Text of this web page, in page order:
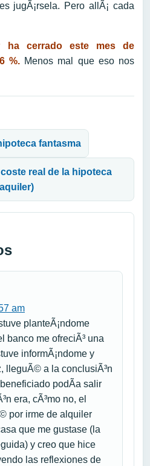
jugÃ¡rsela. Pero allÃ¡ cada
ha cerrado este mes de
%. Menos mal que eso nos
fantasma
real de la hipoteca
am
planteÃ¡ndome
banco me ofreciÃ³ una
informÃ¡ndome y
lleguÃ© a la conclusiÃ³n
podÃ­a salir
era, cÃ³mo no, el
por irme de alquiler
que me gustase (la
y creo que hice
las reflexiones de